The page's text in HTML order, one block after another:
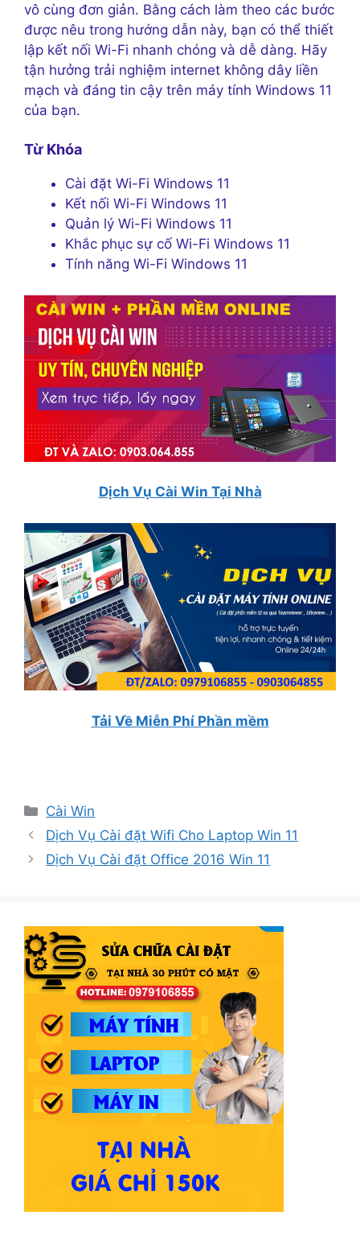
vô cùng đơn giản. Bằng cách làm theo các bước
được nêu trong hướng dẫn này, bạn có thể thiết
lập kết nối Wi-Fi nhanh chóng và dễ dàng. Hãy
tận hưởng trải nghiệm internet không dây liền
mạch và đáng tin cậy trên máy tính Windows 11
của bạn.
Từ Khóa
Cài đặt Wi-Fi Windows 11
Kết nối Wi-Fi Windows 11
Quản lý Wi-Fi Windows 11
Khắc phục sự cố Wi-Fi Windows 11
Tính năng Wi-Fi Windows 11
Dịch Vụ Cài Win Tại Nhà
Tải Về Miễn Phí Phần mềm
Danh
mục
Cài Win
Dịch Vụ Cài đặt Wifi Cho Laptop Win 11
Dịch Vụ Cài đặt Office 2016 Win 11